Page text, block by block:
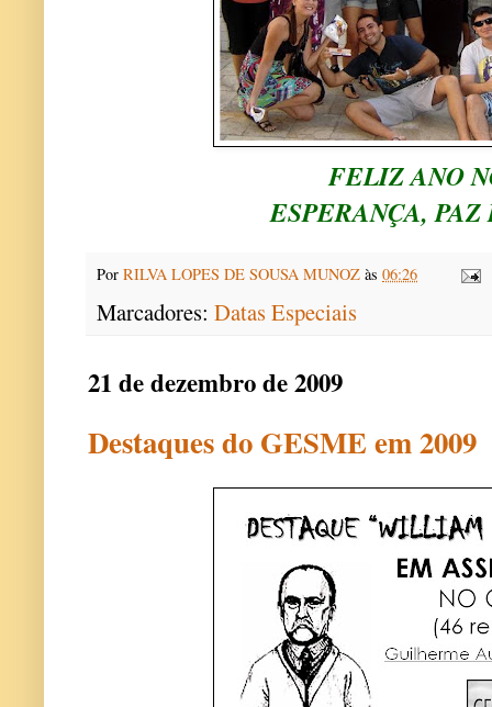
FELIZ ANO
ESPERANÇA,
Por RILVA LOPES DE SOUSA MUNOZ às 06:26
Marcadores: Datas Especiais
21 de dezembro de 2009
Destaques do GESME em 2009